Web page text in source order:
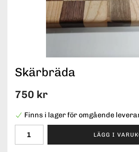
Skärbräda
750 kr
Finns i lager för omgående
LÄGG I